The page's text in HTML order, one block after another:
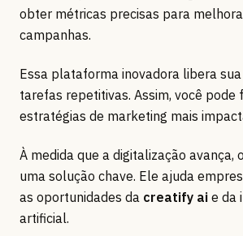
obter métricas precisas para
campanhas.
Essa plataforma inovadora libera
tarefas repetitivas. Assim, você pode
estratégias de marketing mais
À medida que a digitalização avança,
uma solução chave. Ele ajuda
as oportunidades da creatify ai e da
artificial.